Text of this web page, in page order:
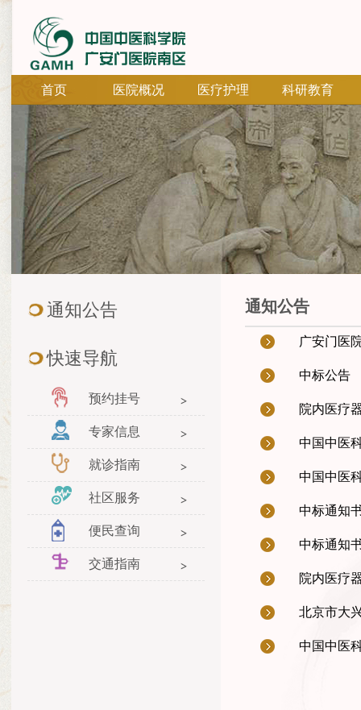
首页 医院概况 医疗护理 科研教育
通知公告
快速导航
预约挂号
专家信息
就诊指南
社区服务
便民查询
交通指南
通知公告
广安门医
中标公告
院内医疗
中国中医
中国中医
中标通知
中标通知
院内医疗
北京市大
中国中医